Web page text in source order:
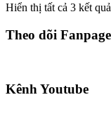
Hiển thị tất cả 3 kết quả
Theo dõi Fanpage
Kênh Youtube